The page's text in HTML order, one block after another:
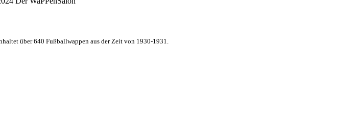
über 640 Fußballwappen aus der Zeit von 1930-1931.